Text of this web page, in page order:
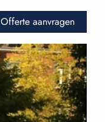
Offerte aanvragen